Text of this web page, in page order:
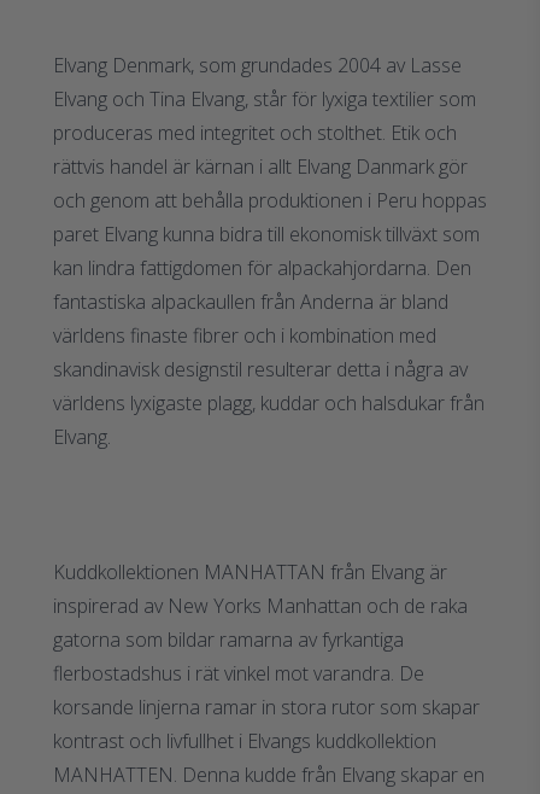
Elvang Denmark, som grundades 2004 av Lasse
Elvang och Tina Elvang, står för lyxiga textilier som
produceras med integritet och stolthet. Etik och
rättvis handel är kärnan i allt Elvang Danmark gör
och genom att behålla produktionen i Peru hoppas
paret Elvang kunna bidra till ekonomisk tillväxt som
kan lindra fattigdomen för alpackahjordarna. Den
fantastiska alpackaullen från Anderna är bland
världens finaste fibrer och i kombination med
skandinavisk designstil resulterar detta i några av
världens lyxigaste plagg, kuddar och halsdukar från
Elvang.
Kuddkollektionen MANHATTAN från Elvang är
inspirerad av New Yorks Manhattan och de raka
gatorna som bildar ramarna av fyrkantiga
flerbostadshus i rät vinkel mot varandra. De
korsande linjerna ramar in stora rutor som skapar
kontrast och livfullhet i Elvangs kuddkollektion
MANHATTEN. Denna kudde från Elvang skapar en